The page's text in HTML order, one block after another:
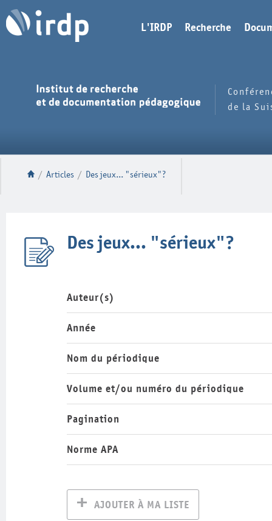
L'IRDP Recherche
de la
/ Articles / Des jeux... "sérieux"?
Des jeux... "sérieux"?
Auteur(s)
Année
Nom du périodique
Volume et/ou numéro du périodique
Pagination
Norme APA
AJOUTER À MA LISTE